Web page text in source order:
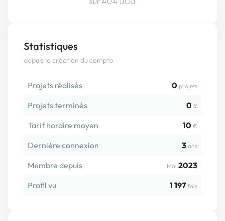
Statistiques
depuis la création du compte
Projets réalisés 0 projets
Projets terminés 0 %
Tarif horaire moyen 10 €
Dernière connexion 3 ans
Membre depuis Mai 2023
Profil vu
1 197 fois